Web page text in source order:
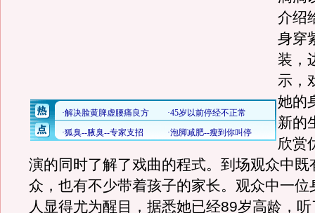
介绍
身穿
装，
示，
她的
新的
欣赏
演的同时了解了戏曲的程式。到场观众中既
众，也有不少带着孩子的家长。观众中一位
人显得尤为醒目，据悉她已经89岁高龄，